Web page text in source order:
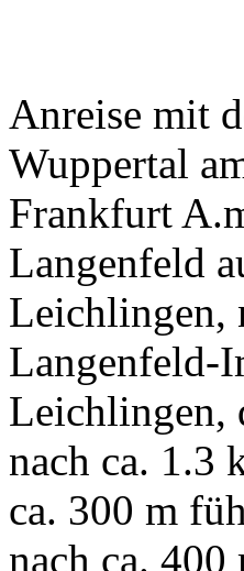
Anreise mit
Wuppertal
Frankfurt
Langenfeld
Leichlingen,
Langenfeld-
Leichlingen,
nach ca. 1.3
ca. 300 m
nach ca.